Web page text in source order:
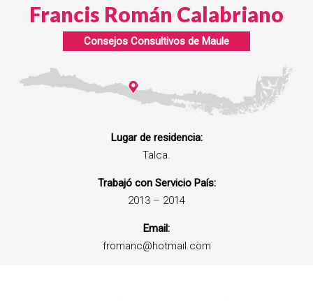
Francis Román Calabriano
Consejos Consultivos de Maule
Lugar de residencia:
Talca.
Trabajó con Servicio País:
2013 – 2014
Email:
fromanc@hotmail.com